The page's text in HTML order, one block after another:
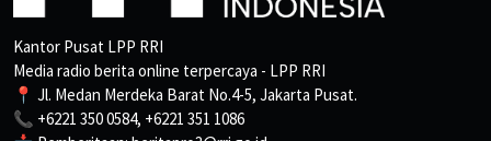
Kantor Pusat LPP RRI
Media radio berita online terpercaya - LPP RRI
📍 Jl. Medan Merdeka Barat No.4-5, Jakarta Pusat.
📞 +6221 350 0584, +6221 351 1086